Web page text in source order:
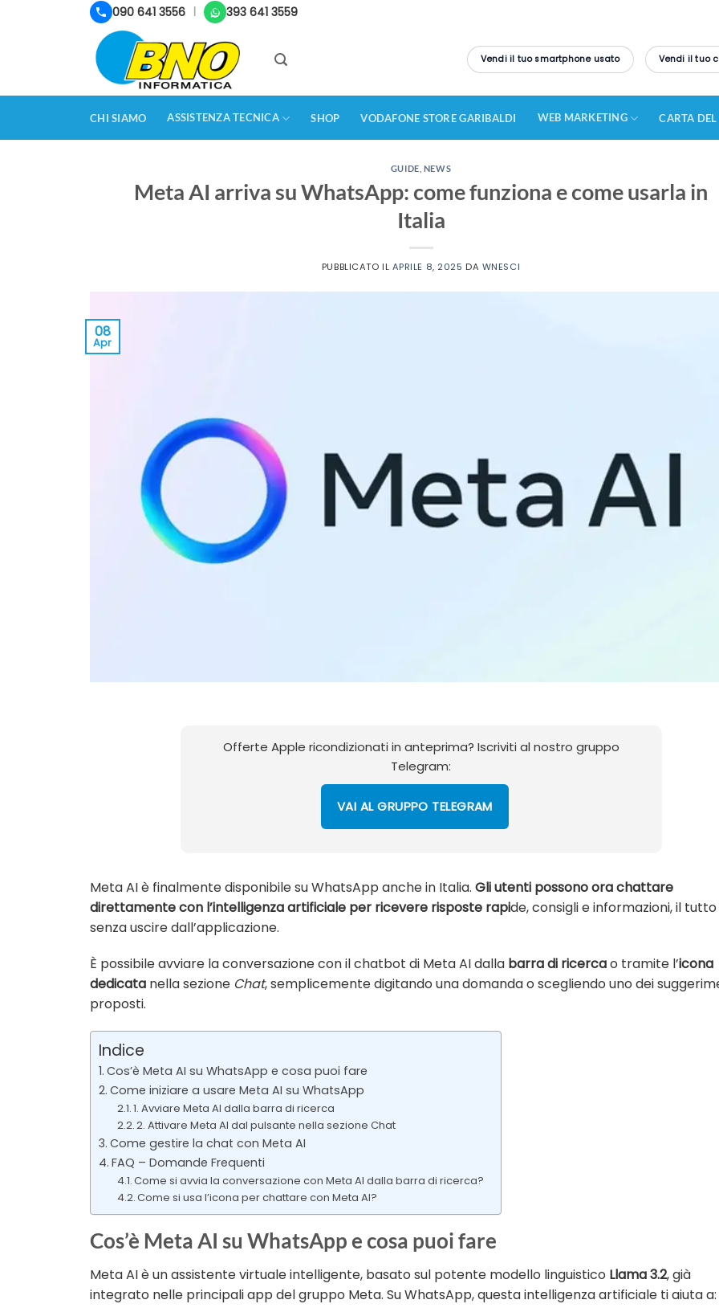
090 641 3556 393 641 3559
Vendi il tuo smartphone usato Vendi il tuo
CHI SIAMO ASSISTENZA TECNICA SHOP VODAFONE STORE GARIBALDI WEB MARKETING CARTA
GUIDE NEWS
Meta AI arriva su WhatsApp: come funziona e come usarla in
Italia
PUBBLICATO IL APRILE 8, 2025 DA WNESCI
08
Apr
Offerte Apple ricondizionati in anteprima? Iscriviti al nostro gruppo
Telegram:
VAI AL GRUPPO TELEGRAM
Meta AI è finalmente disponibile su WhatsApp anche in Italia. Gli utenti possono ora chattare
direttamente con l’intelligenza artificiale per ricevere risposte rapide, consigli e informazioni, il tutto
senza uscire dall’applicazione.
È possibile avviare la conversazione con il chatbot di Meta AI dalla barra di ricercao tramite l’icona
dedicata nella sezione Chat, semplicemente digitando una domanda o scegliendo uno dei
proposti.
Indice
Cos’è Meta AI su WhatsApp e cosa puoi fare
Come iniziare a usare Meta AI su WhatsApp
1. Avviare Meta AI dalla barra di ricerca
2. Attivare Meta AI dal pulsante nella sezione Chat
Come gestire la chat con Meta AI
FAQ – Domande Frequenti
Come si avvia la conversazione con Meta AI dalla barra di ricerca?
Come si usa l’icona per chattare con Meta AI?
Cos’è Meta AI su WhatsApp e cosa puoi fare
Meta AI è un assistente virtuale intelligente, basato sul potente modello linguistico Llama 3.2, già
integrato nelle principali app del gruppo Meta. Su WhatsApp, questa intelligenza artificiale ti aiuta a: